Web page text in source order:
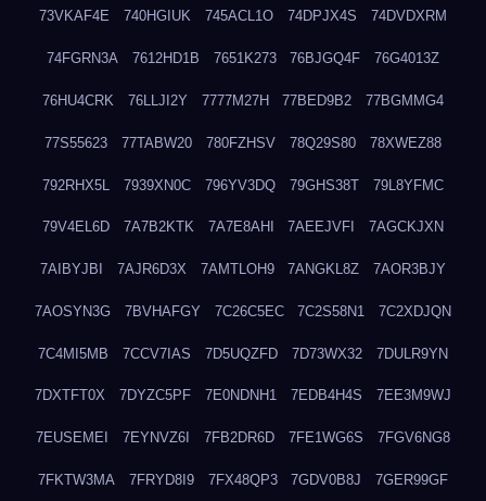
73VKAF4E 740HGIUK 745ACL1O 74DPJX4S 74DVDXRM
74FGRN3A 7612HD1B 7651K273 76BJGQ4F 76G4013Z
76HU4CRK 76LLJI2Y 7777M27H 77BED9B2 77BGMMG4
77S55623 77TABW20 780FZHSV 78Q29S80 78XWEZ88
792RHX5L 7939XN0C 796YV3DQ 79GHS38T 79L8YFMC
79V4EL6D 7A7B2KTK 7A7E8AHI 7AEEJVFI 7AGCKJXN
7AIBYJBI 7AJR6D3X 7AMTLOH9 7ANGKL8Z 7AOR3BJY
7AOSYN3G 7BVHAFGY 7C26C5EC 7C2S58N1 7C2XDJQN
7C4MI5MB 7CCV7IAS 7D5UQZFD 7D73WX32 7DULR9YN
7DXTFT0X 7DYZC5PF 7E0NDNH1 7EDB4H4S 7EE3M9WJ
7EUSEMEI 7EYNVZ6I 7FB2DR6D 7FE1WG6S 7FGV6NG8
7FKTW3MA 7FRYD8I9 7FX48QP3 7GDV0B8J 7GER99GF